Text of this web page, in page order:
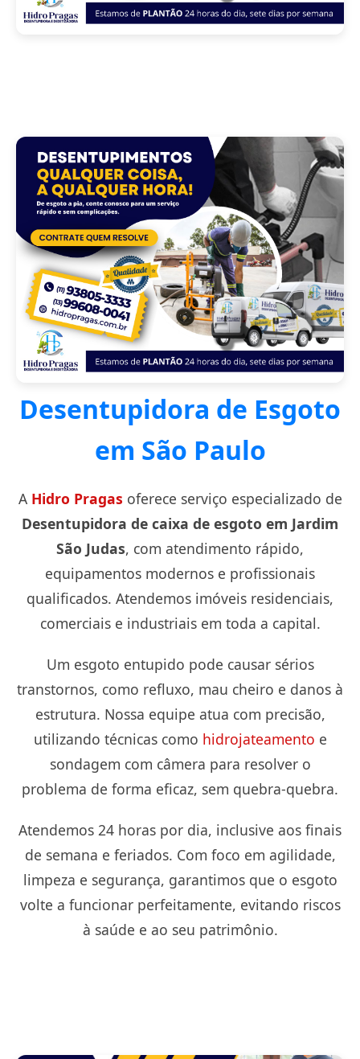
Desentupidora de Esgoto
em São Paulo
A Hidro Pragas oferece serviço especializado de
Desentupidora de caixa de esgoto em Jardim
São Judas, com atendimento rápido,
equipamentos modernos e profissionais
qualificados. Atendemos imóveis residenciais,
comerciais e industriais em toda a capital.
Um esgoto entupido pode causar sérios
transtornos, como refluxo, mau cheiro e danos à
estrutura. Nossa equipe atua com precisão,
utilizando técnicas como hidrojateamento e
sondagem com câmera para resolver o
problema de forma eficaz, sem quebra-quebra.
Atendemos 24 horas por dia, inclusive aos finais
de semana e feriados. Com foco em agilidade,
limpeza e segurança, garantimos que o esgoto
volte a funcionar perfeitamente, evitando riscos
à saúde e ao seu patrimônio.